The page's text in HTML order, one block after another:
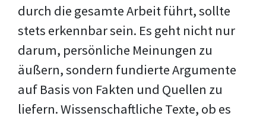
durch die gesamte Arbeit führt, sollte
stets erkennbar sein. Es geht nicht nur
darum, persönliche Meinungen zu
äußern, sondern fundierte Argumente
auf Basis von Fakten und Quellen zu
liefern. Wissenschaftliche Texte, ob es